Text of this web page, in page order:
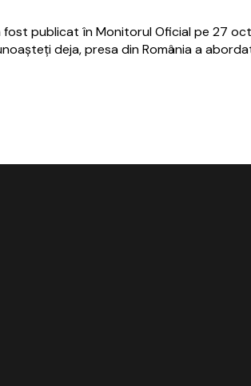
fost publicat în Monitorul Oficial pe 27
deja, presa din România a